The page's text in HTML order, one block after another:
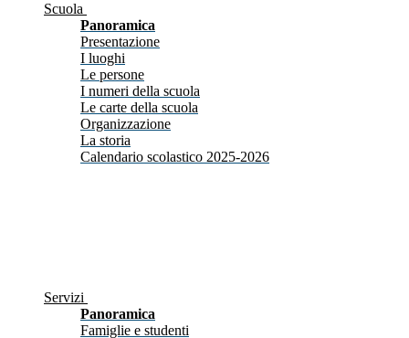
Scuola
Panoramica
Presentazione
I luoghi
Le persone
I numeri della scuola
Le carte della scuola
Organizzazione
La storia
Calendario scolastico 2025-2026
Servizi
Panoramica
Famiglie e studenti